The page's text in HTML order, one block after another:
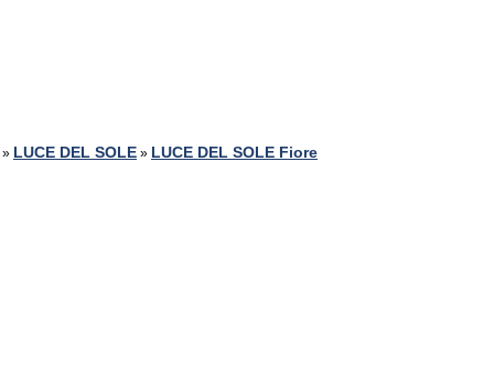
» LUCE DEL SOLE » LUCE DEL SOLE Fiore